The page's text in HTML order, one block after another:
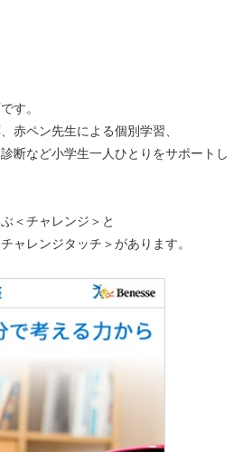
す。
赤ペン先生による個別学習、
断など小学生一人ひとりをサポートし
＜チャレンジ＞と
ャレンジタッチ＞があります。